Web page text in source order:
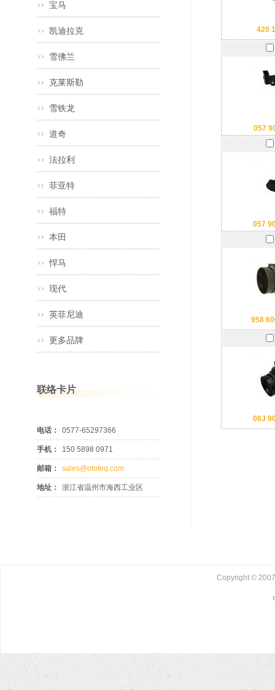
420
057
057
958
06J
宝马
凯迪拉克
雪佛兰
克莱斯勒
雪铁龙
道奇
法拉利
菲亚特
福特
本田
悍马
现代
英菲尼迪
更多品牌
联络卡片
电话： 0577-65297366
手机： 150 5898 0971
邮箱： sales@ototeq.com
地址： 浙江省温州市海西工业区
Copyright ©